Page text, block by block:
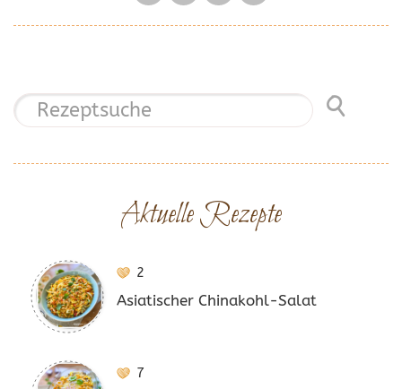
Aktuelle Rezepte
2
Asiatischer Chinakohl-Salat
7